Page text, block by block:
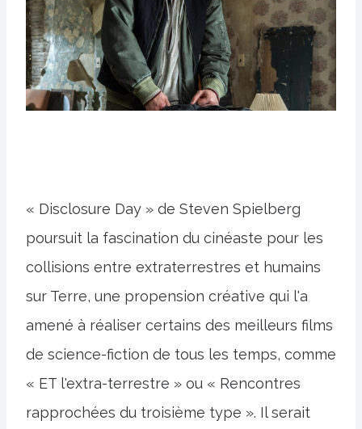
« Disclosure Day » de Steven Spielberg
poursuit la fascination du cinéaste pour les
collisions entre extraterrestres et humains
sur Terre, une propension créative qui l'a
amené à réaliser certains des meilleurs films
de science-fiction de tous les temps, comme
« ET l'extra-terrestre » ou « Rencontres
rapprochées du troisième type ». Il serait